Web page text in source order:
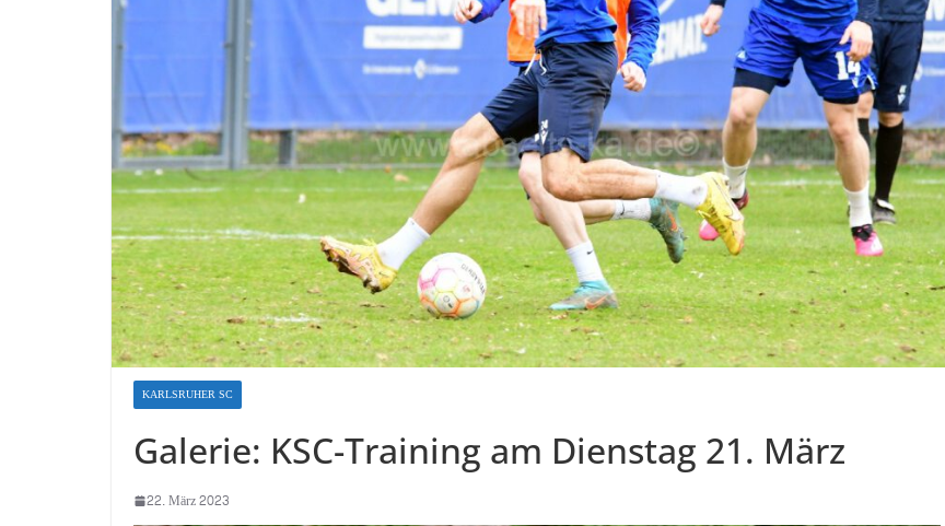
KARLSRUHER SC
Galerie: KSC-Training am Dienstag 21. März
22. März 2023